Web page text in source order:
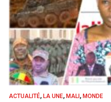
ACTUALITÉ, LA UNE, MALI , MONDE